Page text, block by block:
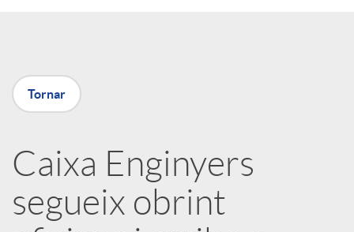
X
a
r
Tornar
Caixa Enginyers
segueix obrint